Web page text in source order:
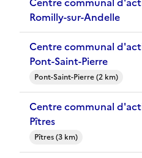
Romilly-sur-Andelle
Centre communal d'action sociale (CCAS) -
Pont-Saint-Pierre
Pont-Saint-Pierre (2 km)
Centre communal d'action sociale (CCAS) -
Pîtres
Pîtres (3 km)